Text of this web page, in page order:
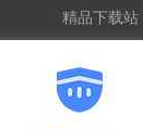
精品下载